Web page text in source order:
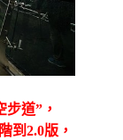
道”，
到2.0版，